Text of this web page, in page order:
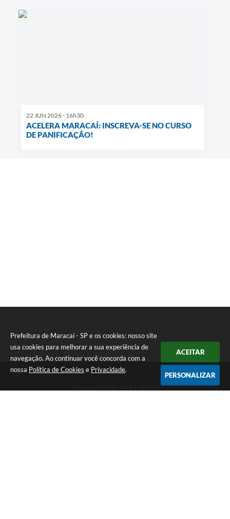
Prefeitura de Maracaí - SP e os cookies: nosso site
usa cookies para melhorar a sua experiência de
navegação. Ao continuar você concorda com a
nossa Política de Cookies e Privacidade.
ACEITAR
PERSONALIZAR
22 JUN 2026 - 16h30
ACELERA MARACAÍ: INSCREVA-SE NO CURSO
DE PANIFICAÇÃO!
Telefone: (18) 3371-9500